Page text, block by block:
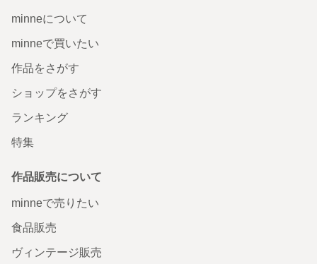
minneについて
minneで買いたい
作品をさがす
ショップをさがす
ランキング
特集
作品販売について
minneで売りたい
食品販売
ヴィンテージ販売